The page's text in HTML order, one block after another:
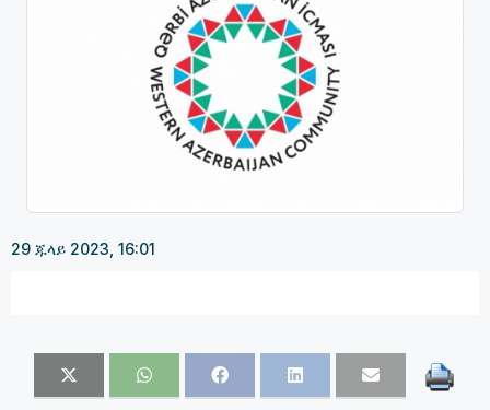
29 ጁላይ 2023, 16:01